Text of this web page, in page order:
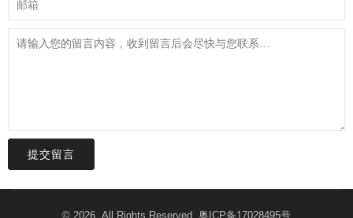
提交留言
© 2026. All Rights Reserved. 粤ICP备17028495号